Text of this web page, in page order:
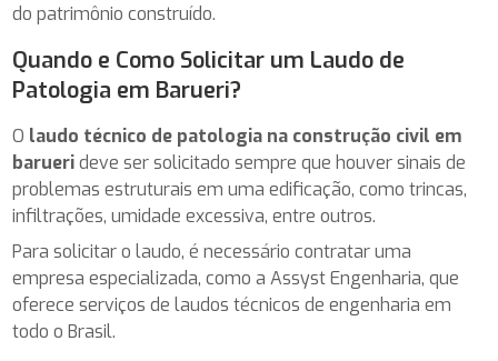
do patrimônio construído.
Quando e Como Solicitar um Laudo de
Patologia em Barueri?
O laudo técnico de patologia na construção civil em
baruerideve ser solicitado sempre que houver sinais de
problemas estruturais em uma edificação, como trincas,
infiltrações, umidade excessiva, entre outros.
Para solicitar o laudo, é necessário contratar uma
empresa especializada, como a Assyst Engenharia, que
oferece serviços de laudos técnicos de engenharia em
todo o Brasil.